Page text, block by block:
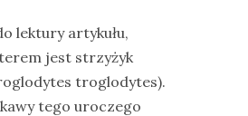
lektury artykułu,
jest strzyżyk
troglodytes).
tego uroczego